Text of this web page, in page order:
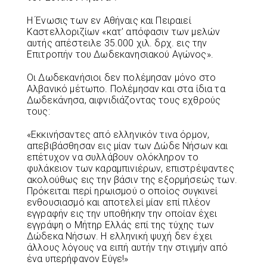
Η Ένωσις των εν Αθήναις και Πειραιεί
Καστελλοριζίων «κατ’ απόφασιν των μελών
αυτής απέστειλε 35.000 χιλ. δρχ. εις την
Επιτροπήν του Δωδεκανησιακού Αγώνος».
Οι Δωδεκανήσιοι δεν πολέμησαν μόνο στο
Αλβανικό μέτωπο. Πολέμησαν και στα ίδια τα
Δωδεκάνησα, αιφνιδιάζοντας τους εχθρούς
τους:
«Εκκινήσαντες από ελληνικόν τινα όρμον,
απεβιβάσθησαν εις μίαν των Δώδε Νήσων και
επέτυχον να συλλάβουν ολόκληρον το
φυλάκειον των καραμπινιέρων, επιστρέψαντες
ακολούθως εις την βάσιν της εξορμήσεώς των.
Πρόκειται περί ηρωισμού ο οποίος συγκινεί
ενθουσιασμό και αποτελεί μίαν επί πλέον
εγγραφήν εις την υποθήκην την οποίαν έχει
εγγράψη ο Μήτηρ Ελλάς επί της τύχης των
Δώδεκα Νήσων. Η ελληνική ψυχή δεν έχει
άλλους λόγους να ειπή αυτήν την στιγμήν από
ένα υπερήφανον Εύγε!»